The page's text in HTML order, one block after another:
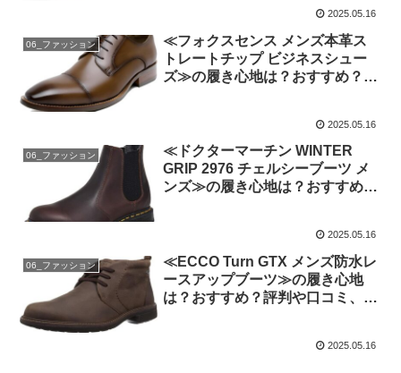
2025.05.16
06_ファッション
≪フォクスセンス メンズ本革ス
トレートチップ ビジネスシュー
ズ≫の履き心地は？おすすめ？評
2025.05.16
06_ファッション
≪ドクターマーチン WINTER
GRIP 2976 チェルシーブーツ メ
ンズ≫の履き心地は？おすすめ？
2025.05.16
06_ファッション
≪ECCO Turn GTX メンズ防水レ
ースアップブーツ≫の履き心地
は？おすすめ？評判や口コミ、噂
2025.05.16